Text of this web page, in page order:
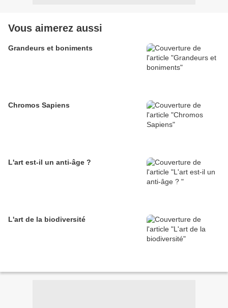
Vous aimerez aussi
Grandeurs et boniments
Chromos Sapiens
L'art est-il un anti-âge ?
L'art de la biodiversité